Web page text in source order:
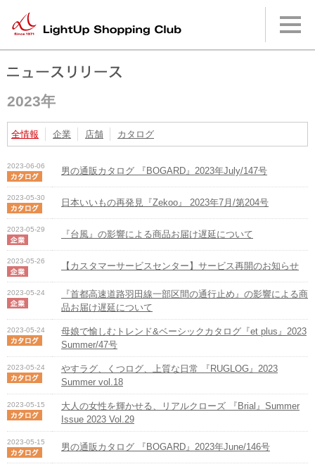
メ
ン
ニ2023年
全情報 企業 店舗 カタログ
2023-06-06 男の通販カタログ 『BOGARD』2023年July/147号
2023-05-30 日本いいもの再発見『Zekoo』 2023年7月/第204号
2023-05-29 『台風』の影響による商品お届け遅延について
2023-05-26 【カスタマーサービスセンター】サービス再開のお知らせ
2023-05-24
『首都高速道路羽田線一部区間の通行止め』の影響による商
品お届け遅延について
2023-05-24
母娘で愉しむトレンド&ベーシックカタログ『et plus』2023
Summer/47号
2023-05-24
やすラグ、くつログ、上質な日常 『RUGLOG』2023
Summer vol.18
2023-05-15
大人の女性を輝かせる、リアルクローズ 『Brial』Summer
Issue 2023 Vol.29
2023-05-15 男の通販カタログ 『BOGARD』2023年June/146号